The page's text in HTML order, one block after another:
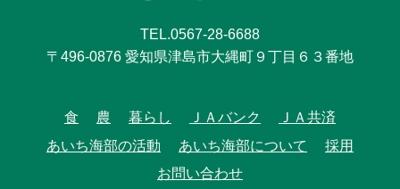
TEL.0567-28-6688
〒496-0876 愛知県津島市大縄町９丁目６３番地
食 農 暮らし ＪＡバンク
ＪＡ共済
あいち海部の活動
あいち海部について
採用
お問い合わせ